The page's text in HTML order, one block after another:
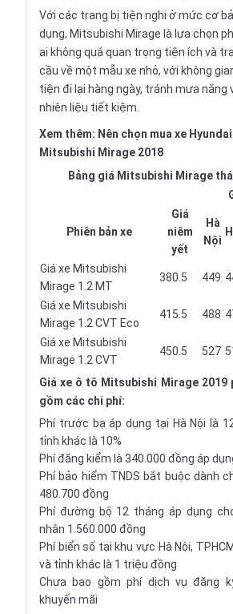
Với các trang bị tiện nghi ở mức cơ
dụng, Mitsubishi Mirage là lựa chọn
ai không quá quan trọng tiện ích và
cầu về một mẫu xe nhỏ, với không
tiện đi lại hàng ngày, tránh mưa nắng
nhiên liệu tiết kiệm.
Xem thêm: Nên chọn mua xe
Mitsubishi Mirage 2018
Bảng giá Mitsubishi Mirage
Phiên bản xe
Giá
niêm
yết
Hà
Nội
Giá xe Mitsubishi
Mirage 1.2 MT
380.5 449
Giá xe Mitsubishi
Mirage 1.2 CVT Eco
415.5 488
Giá xe Mitsubishi
Mirage 1.2 CVT
450.5 527
Giáxe ô tô Mitsubishi Mirage 2019
gồm các chi phí:
Phí trước bạ áp dụng tại Hà Nội là
tỉnh khác là 10%
Phí đăng kiểm là 340.000 đồng áp
Phí bảo hiểm TNDS bắt buộc dành
480.700 đồng
Phí đường bộ 12 tháng áp dụng
nhân 1.560.000 đồng
Phí biển số tại khu vực Hà Nội,
và tỉnh khác là 1 triệu đồng
Chưa bao gồm phí dịch vụ đăng
khuyến mãi